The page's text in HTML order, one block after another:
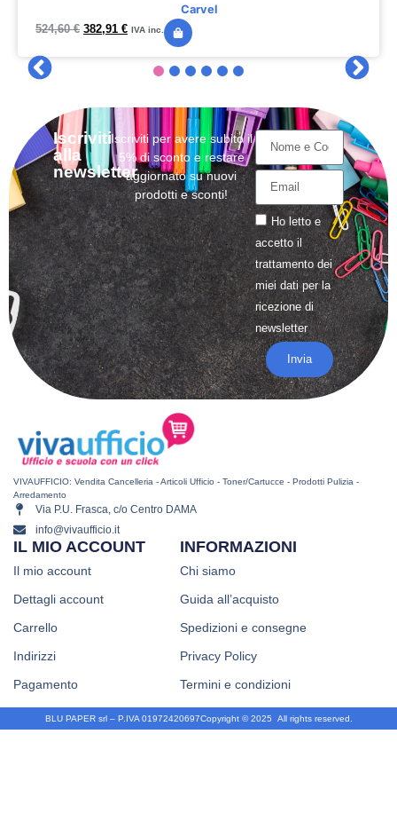
Carvel
524,60€ 382,91 € IVA inc.
Iscriviti
alla
newsletter
Iscriviti per avere subito il
5% di sconto e restare
aggiornato su nuovi
prodotti e sconti!
Ho letto e
accetto il
trattamentodei
miei dati per la
ricezione di
newsletter
Invia
VIVAUFFICIO: Vendita Cancelleria - Articoli Ufficio - Toner/Cartucce - Prodotti Pulizia -
Arredamento
Via P.U. Frasca, c/o Centro DAMA
info@vivaufficio.it
INFORMAZIONI
Chi siamo
Guida all’acquisto
Spedizioni e consegne
Privacy Policy
Termini e condizioni
IL MIO ACCOUNT
Il mio account
Dettagli account
Carrello
Indirizzi
Pagamento
Copyright © 2025. All rights reserved.
BLU PAPER srl – P.IVA 01972420697